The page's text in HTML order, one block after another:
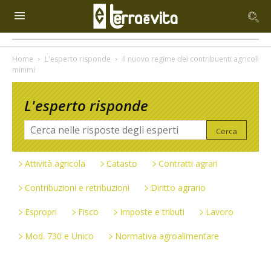
Home L'esperto risponde
Il nuovo regime dei contribuenti agricoli
minimi
L'esperto risponde
Attività agricola Catasto Contratti agrari
Contribuzioni e retribuzioni Diritto agrario
Espropri Fisco Imposte e tributi Lavoro
Mod. 730 e Unico Normativa agroalimentare